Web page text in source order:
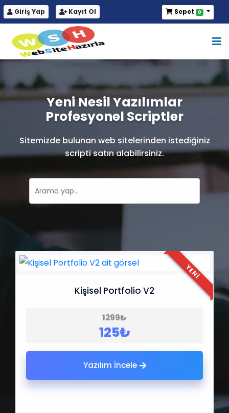
Giriş Yap Kayıt Ol Sepet 0
Yeni Nesil Yazılımlar
Profesyonel Scriptler
Sitemizde bulunan web sitelerinden istediğiniz
scripti satın alabilirsiniz.
YENI
Kişisel Portfolio V2
1299₺
125₺
Yazılım İncele